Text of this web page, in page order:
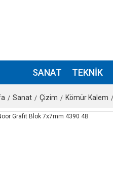
SANAT TEKNIK
Sanat Çizim Kömür Kalem